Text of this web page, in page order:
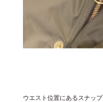
ウエスト位置にあるスナッ